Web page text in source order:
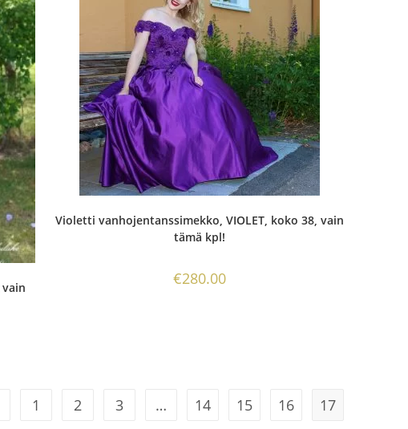
Violetti vanhojentanssimekko, VIOLET, koko 38, vain
tämä kpl!
€280.00
1 2 3 … 14 15 16 17